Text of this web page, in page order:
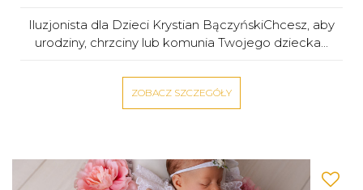
Iluzjonista dla Dzieci Krystian BączyńskiChcesz, aby
urodziny, chrzciny lub komunia Twojego dziecka...
ZOBACZ SZCZEGÓŁY